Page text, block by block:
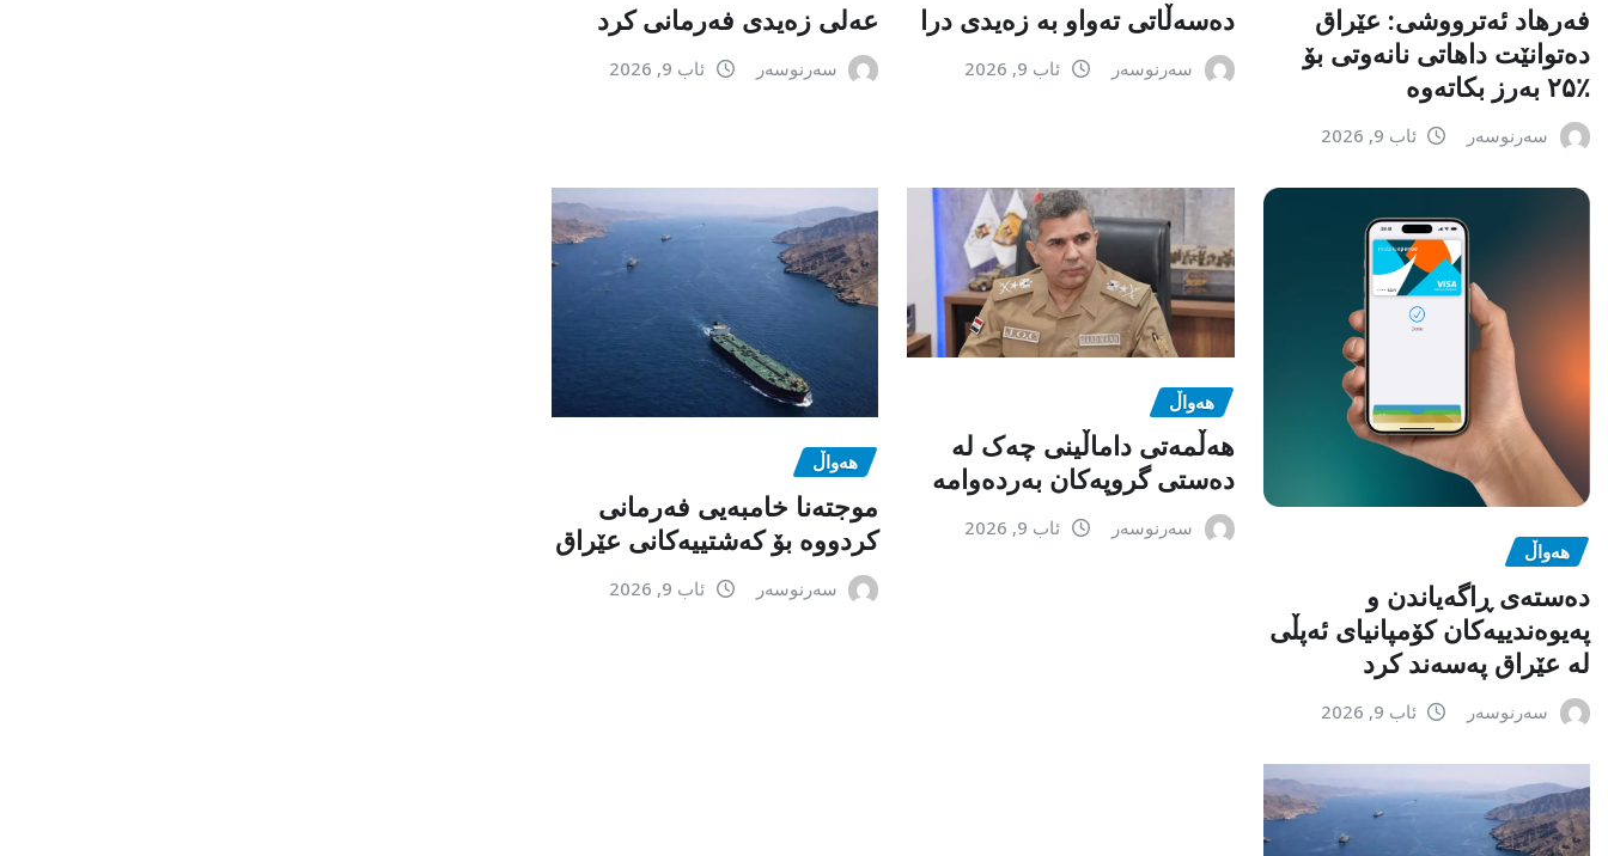
فەرهاد ئەترووشی: عێراق
دەتوانێت داهاتی نانەوتی بۆ
٪۲۵ بەرز بکاتەوە
سەرنوسەر ئاب 9, 2026
دەسەڵاتی تەواو بە زەیدی درا
سەرنوسەر ئاب 9, 2026
عەلی زەیدی فەرمانی کرد
سەرنوسەر ئاب 9, 2026
هەواڵ
دەستەی ڕاگەیاندن و
پەیوەندییەکان کۆمپانیای ئەپڵی
لە عێراق پەسەند کرد
سەرنوسەر ئاب 9, 2026
هەواڵ
هەڵمەتی داماڵینی چەک لە
دەستی گروپەکان بەردەوامە
سەرنوسەر ئاب 9, 2026
هەواڵ
موجتەنا خامبەیی فەرمانی
کردووە بۆ کەشتییەکانی عێراق
سەرنوسەر ئاب 9, 2026